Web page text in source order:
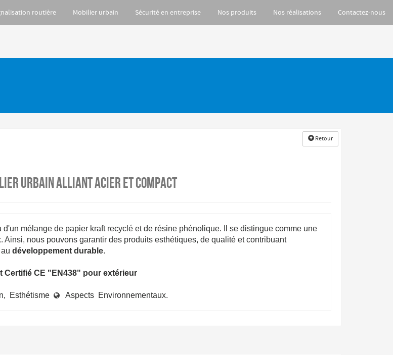
routière Mobilier urbain Sécurité en entreprise Nos produits Nos réalisations Contactez-nous
Urbain alliant acier et compact
mélange de papier kraft recyclé et de résine phénolique. Il se distingue comme une
nous pouvons garantir des produits esthétiques, de qualité et contribuant
au développement durable.
Certifié CE "EN438" pour extérieur
Esthétisme  Aspects Environnementaux.
Retour